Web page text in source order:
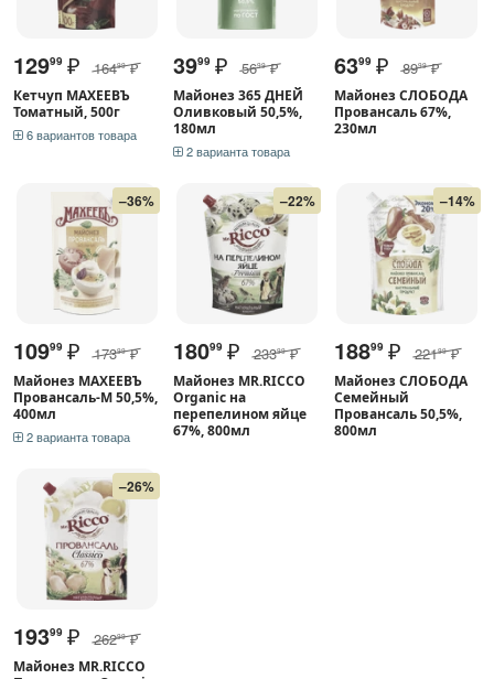
12999 ₽ 16499 ₽
Кетчуп МАХЕЕВЪ
Томатный, 500г
6 вариантов товара
3999 ₽ 5699 ₽
Майонез 365 ДНЕЙ
Оливковый 50,5%,
180мл
2 варианта товара
6399 ₽ 8999 ₽
Майонез СЛОБОДА
Провансаль 67%,
230мл
–36%
10999 ₽ 17399 ₽
Майонез МАХЕЕВЪ
Провансаль-М 50,5%,
400мл
2 варианта товара
–22%
18099 ₽ 23399 ₽
Майонез MR.RICCO
Organic на
перепелином яйце
67%, 800мл
–14%
18899 ₽ 22199 ₽
Майонез СЛОБОДА
Семейный
Провансаль 50,5%,
800мл
–26%
19399 ₽ 26299 ₽
Майонез MR.RICCO